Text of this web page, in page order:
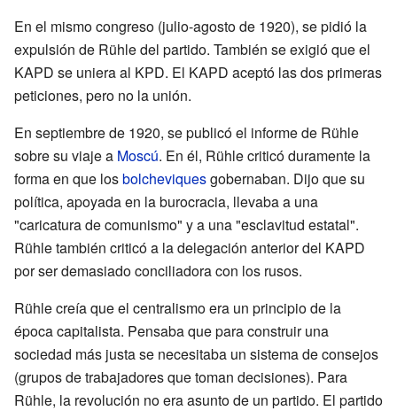
En el mismo congreso (julio-agosto de 1920), se pidió la
expulsión de Rühle del partido. También se exigió que el
KAPD se uniera al KPD. El KAPD aceptó las dos primeras
peticiones, pero no la unión.
En septiembre de 1920, se publicó el informe de Rühle
sobre su viaje a Moscú. En él, Rühle criticó duramente la
forma en que losbolcheviquesgobernaban. Dijo que su
política, apoyada en la burocracia, llevaba a una
"caricatura de comunismo" y a una "esclavitud estatal".
Rühle también criticó a la delegación anterior del KAPD
por ser demasiado conciliadora con los rusos.
Rühle creía que el centralismo era un principio de la
época capitalista. Pensaba que para construir una
sociedad más justa se necesitaba un sistema de consejos
(grupos de trabajadores que toman decisiones). Para
Rühle, la revolución no era asunto de un partido. El partido